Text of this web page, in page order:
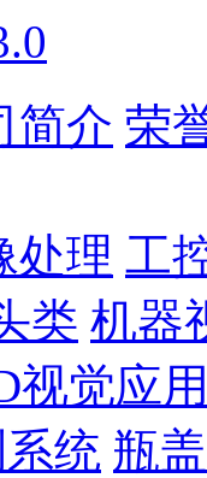
简介 荣
处理 工
类 机器
视觉应
统 瓶